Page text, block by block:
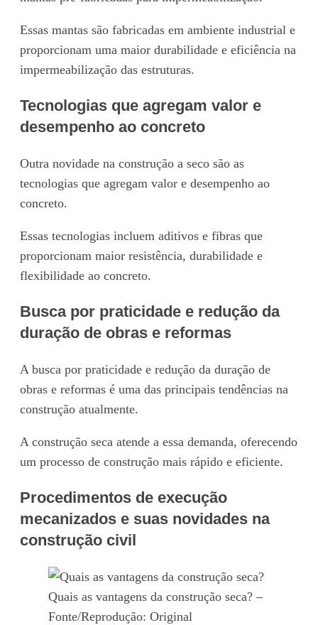
Essas mantas são fabricadas em ambiente industrial e
proporcionam uma maior durabilidade e eficiência na
impermeabilização das estruturas.
Tecnologias que agregam valor e
desempenho ao concreto
Outra novidade na construção a seco são as
tecnologias que agregam valor e desempenho ao
concreto.
Essas tecnologias incluem aditivos e fibras que
proporcionam maior resistência, durabilidade e
flexibilidade ao concreto.
Busca por praticidade e redução da
duração de obras e reformas
A busca por praticidade e redução da duração de
obras e reformas é uma das principais tendências na
construção atualmente.
A construção seca atende a essa demanda, oferecendo
um processo de construção mais rápido e eficiente.
Procedimentos de execução
mecanizados e suas novidades na
construção civil
Quais as vantagens da construção seca? –
Fonte/Reprodução: Original